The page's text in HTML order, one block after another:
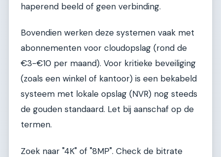
haperend beeld of geen verbinding.
Bovendien werken deze systemen vaak met
abonnementen voor cloudopslag (rond de
€3-€10 per maand). Voor kritieke beveiliging
(zoals een winkel of kantoor) is een bekabeld
systeem met lokale opslag (NVR) nog steeds
de gouden standaard. Let bij aanschaf op de
termen.
Zoek naar "4K" of "8MP". Check de bitrate